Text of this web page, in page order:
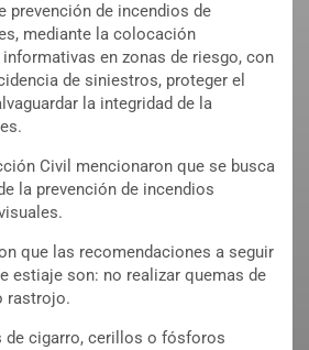
prevención de incendios de
mediante la colocación
en zonas de riesgo, con
de siniestros, proteger el
la integridad de la
Civil mencionaron que se busca
la prevención de incendios
que las recomendaciones a seguir
estiaje son: no realizar quemas de
rastrojo.
de cigarro, cerillos o fósforos